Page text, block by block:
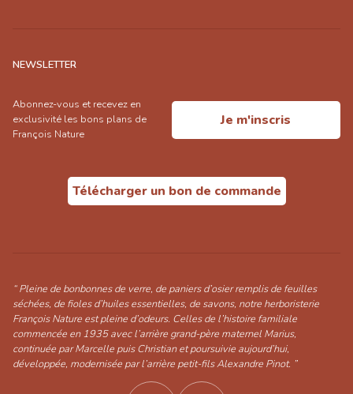
NEWSLETTER
Abonnez-vous et recevez en
exclusivité les bons plans de
François Nature
Je m'inscris
Télécharger un bon de commande
“ Pleine de bonbonnes de verre, de paniers d’osier remplis de feuilles
séchées, de fioles d’huiles essentielles, de savons, notre herboristerie
François Nature est pleine d’odeurs. Celles de l’histoire familiale
commencée en 1935 avec l’arrière grand-père maternel Marius,
continuée par Marcelle puis Christian et poursuivie aujourd’hui,
développée, modernisée par l’arrière petit-fils Alexandre Pinot. ”